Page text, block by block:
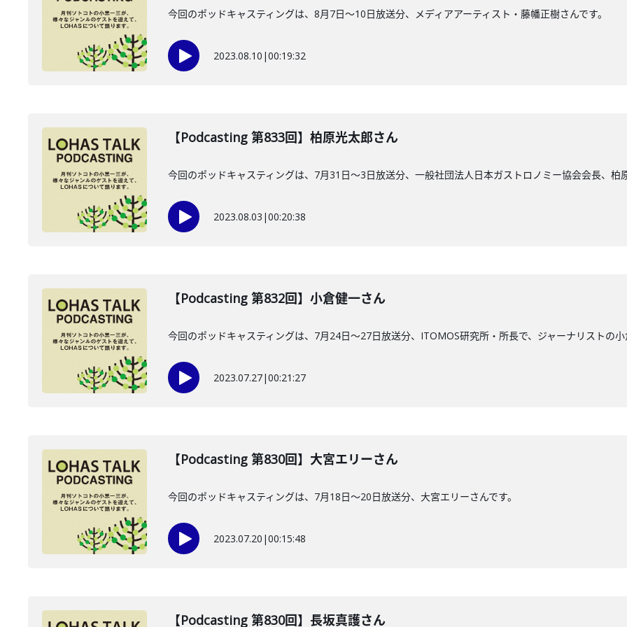
今回のポッドキャスティングは、8月7日〜10日放送分、メディアアーティスト・藤幡正樹さんです。
2023.08.10 |00:19:32
【Podcasting 第833回】柏原光太郎さん
今回のポッドキャスティングは、7月31日〜3日放送分、一般社団法人日本ガストロノミー協会会長、柏
2023.08.03 |00:20:38
【Podcasting 第832回】小倉健一さん
今回のポッドキャスティングは、7月24日〜27日放送分、ITOMOS研究所・所長で、ジャーナリストの
2023.07.27|00:21:27
【Podcasting 第830回】大宮エリーさん
今回のポッドキャスティングは、7月18日〜20日放送分、大宮エリーさんです。
2023.07.20 |00:15:48
【Podcasting 第830回】長坂真護さん